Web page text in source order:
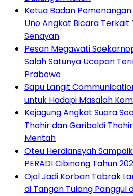
Ketua Badan Pemenangan
Uno Angkat Bicara Terkait
Senayan
Pesan Megawati
Salah Satunya Ucapan
Prabowo
Sapu Langit
untuk Hadapi Masalah
Kejagung Angkat Suara
Thohir dan Garibaldi
Mentah
Oteu Herdiansyah
PERADI Cibinong Tahun
Ojol Jadi Korban Tabrak
di Tangan Tulang Panggul